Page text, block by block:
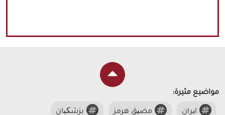
مواضيع مثيرة:
ایران مضیق هرمز بزشکیان